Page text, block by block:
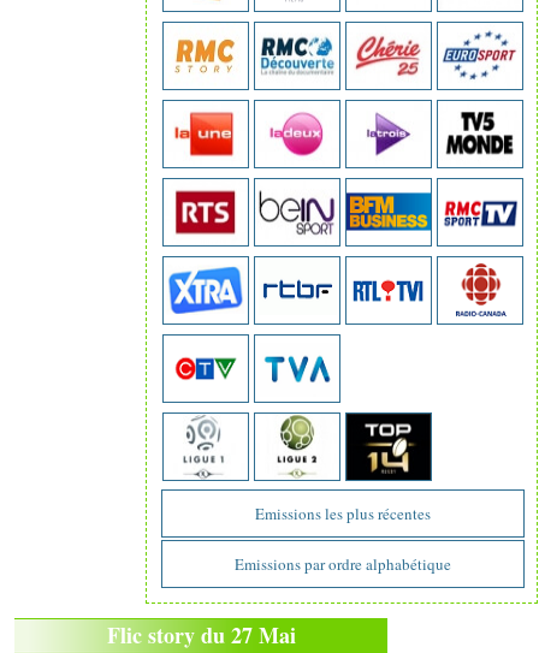
Emissions les plus récentes
Emissions par ordre alphabétique
Flic story du 27 Mai